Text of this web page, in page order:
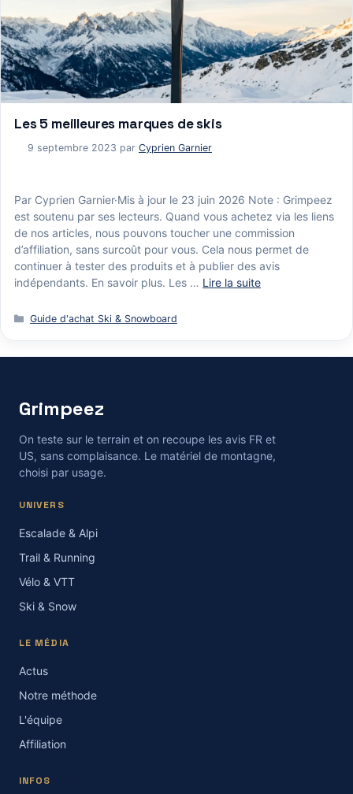
Les 5 meilleures marques de skis
9 septembre 2023 par Cyprien Garnier
Par Cyprien Garnier·Mis à jour le 23 juin 2026 Note : Grimpeez
est soutenu par ses lecteurs. Quand vous achetez via les liens
de nos articles, nous pouvons toucher une commission
d’affiliation, sans surcoût pour vous. Cela nous permet de
continuer à tester des produits et à publier des avis
indépendants. En savoir plus. Les … Lire la suite
Catégories
Guide d'achat Ski & Snowboard
Grimpeez
On teste sur le terrain et on recoupe les avis FR et
US, sans complaisance. Le matériel de montagne,
choisi par usage.
UNIVERS
Escalade & Alpi
Trail & Running
Vélo & VTT
Ski & Snow
LE MÉDIA
Actus
Notre méthode
L'équipe
Affiliation
INFOS